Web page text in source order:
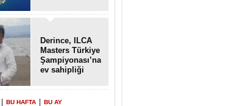
Derince, ILCA
Masters Türkiye
Şampiyonası’na
ev sahipliği
BU HAFTA BU AY